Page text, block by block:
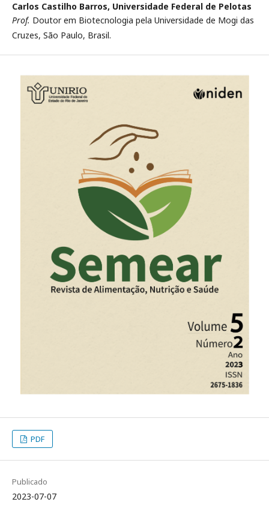
Carlos Castilho Barros, Universidade Federal de Pelotas
Prof. Doutor em Biotecnologia pela Universidade de Mogi das
Cruzes, São Paulo, Brasil.
PDF
Publicado
2023-07-07